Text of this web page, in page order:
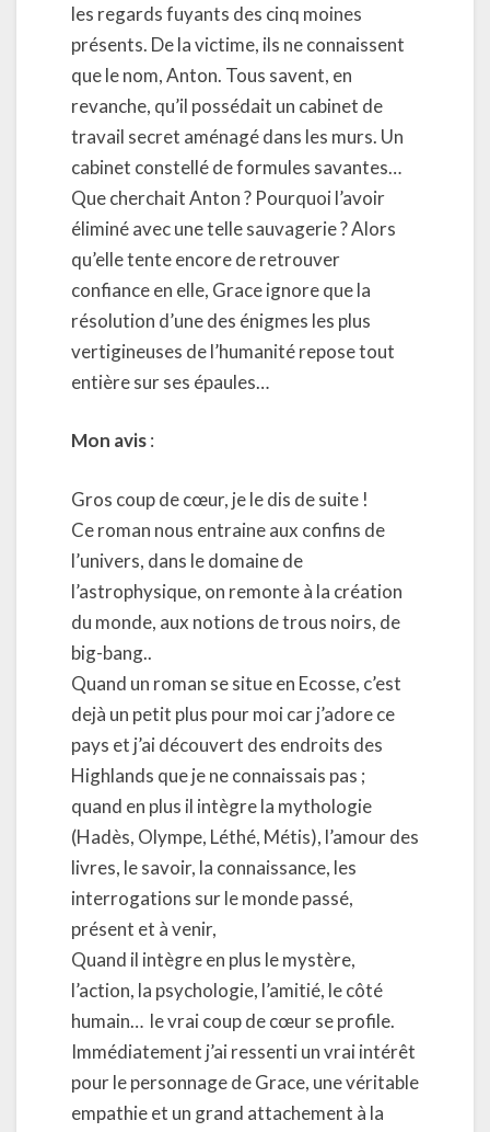
les regards fuyants des cinq moines
présents. De la victime, ils ne connaissent
que le nom, Anton. Tous savent, en
revanche, qu’il possédait un cabinet de
travail secret aménagé dans les murs. Un
cabinet constellé de formules savantes…
Que cherchait Anton ? Pourquoi l’avoir
éliminé avec une telle sauvagerie ? Alors
qu’elle tente encore de retrouver
confiance en elle, Grace ignore que la
résolution d’une des énigmes les plus
vertigineuses de l’humanité repose tout
entière sur ses épaules…
Mon avis:
Gros coup de cœur, je le dis de suite !
Ce roman nous entraine aux confins de
l’univers, dans le domaine de
l’astrophysique, on remonte à la création
du monde, aux notions de trous noirs, de
big-bang..
Quand un roman se situe en Ecosse, c’est
dejà un petit plus pour moi car j’adore ce
pays et j’ai découvert des endroits des
Highlands que je ne connaissais pas ;
quand en plus il intègre la mythologie
(Hadès, Olympe, Léthé, Métis), l’amour des
livres, le savoir, la connaissance, les
interrogations sur le monde passé,
présent et à venir,
Quand il intègre en plus le mystère,
l’action, la psychologie, l’amitié, le côté
humain… le vrai coup de cœur se profile.
Immédiatement j’ai ressenti un vrai intérêt
pour le personnage de Grace, une véritable
empathie et un grand attachement à la